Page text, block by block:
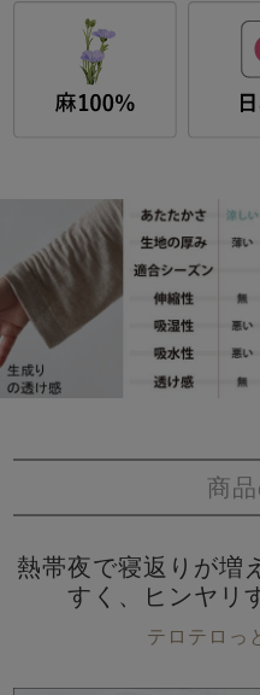
商
熱帯夜で寝返りが増
すく、ヒンヤリ
テロテロっ